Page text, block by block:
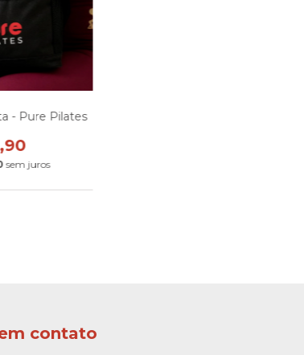
- Pure Pilates
sem juros
contato